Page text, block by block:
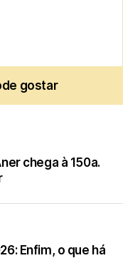
gostar
chega à 150a.
Enfim, o que há